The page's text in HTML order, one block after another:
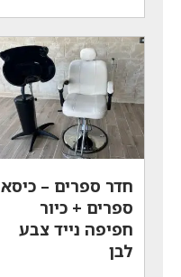
הוא:
₪1,229.
חדר ספרים – כיסא
ספרים + כיור
חפיפה נייד צבע
לבן